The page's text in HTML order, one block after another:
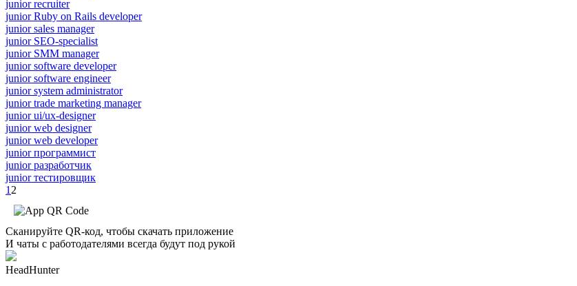
junior recruiter
junior Ruby on Rails developer
junior sales manager
junior SEO-specialist
junior SMM manager
junior software developer
junior software engineer
junior system administrator
junior trade marketing manager
junior ui/ux-designer
junior web designer
junior web developer
junior программист
junior разработчик
junior тестировщик
1 2
Сканируйте QR-код, чтобы скачать приложение
И чаты с работодателями всегда будут под рукой
HeadHunter